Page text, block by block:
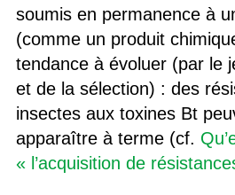
soumis en permanence à
(comme un produit
tendance à évoluer (par le
et de la sélection) : des
insectes aux toxines Bt
apparaître à terme (cf.
« l’acquisition de